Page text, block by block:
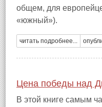
общем, для
«южный»).
читать подробнее...
Цена победы над
В этой книге самым